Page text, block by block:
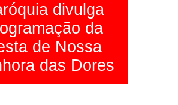
divulga
da
de Nossa
das Dores